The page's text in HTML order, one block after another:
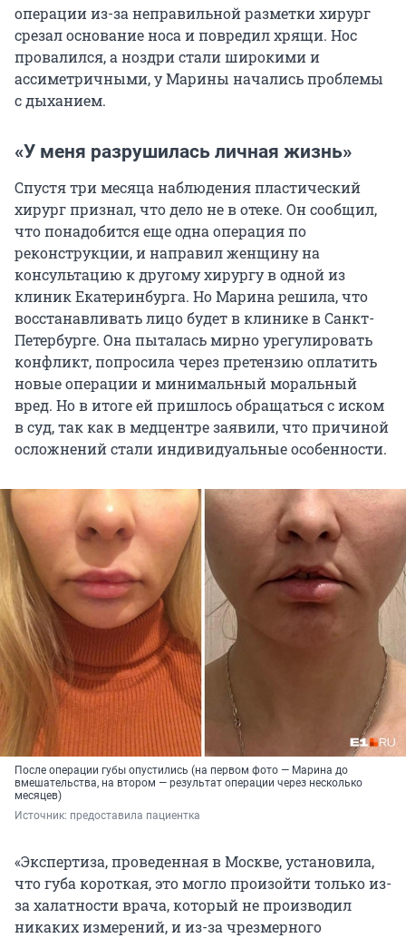
операции из-за неправильной разметки хирург
срезал основание носа и повредил хрящи. Нос
провалился, а ноздри стали широкими и
ассиметричными, у Марины начались проблемы
с дыханием.
«У меня разрушилась личная жизнь»
Спустя три месяца наблюдения пластический
хирург признал, что дело не в отеке. Он сообщил,
что понадобится еще одна операция по
реконструкции, и направил женщину на
консультацию к другому хирургу в одной из
клиник Екатеринбурга. Но Марина решила, что
восстанавливать лицо будет в клинике в Санкт-
Петербурге. Она пыталась мирно урегулировать
конфликт, попросила через претензию оплатить
новые операции и минимальный моральный
вред. Но в итоге ей пришлось обращаться с иском
в суд, так как в медцентре заявили, что причиной
осложнений стали индивидуальные особенности.
После операции губы опустились (на первом фото — Марина до
вмешательства, на втором — результат операции через несколько
месяцев)
Источник: предоставила пациентка
«Экспертиза, проведенная в Москве, установила,
что губа короткая, это могло произойти только из-
за халатности врача, который не производил
никаких измерений, и из-за чрезмерного